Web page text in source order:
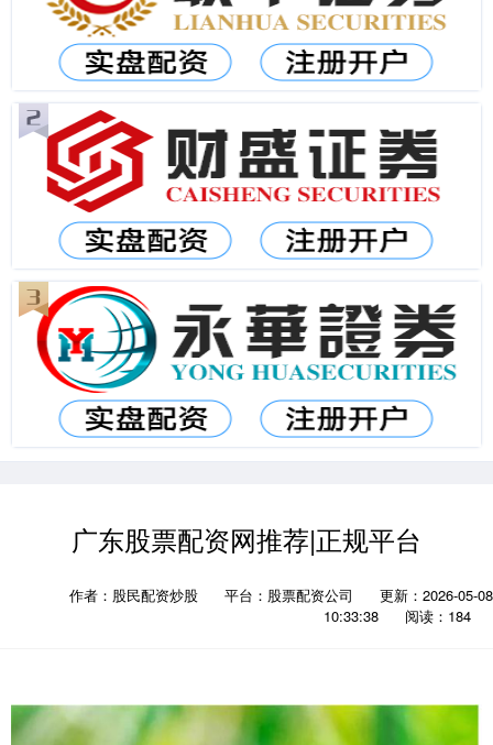
广东股票配资网推荐|正规平台
作者：股民配资炒股 平台：股票配资公司
更新：2026-05-08
10:33:38
阅读：184